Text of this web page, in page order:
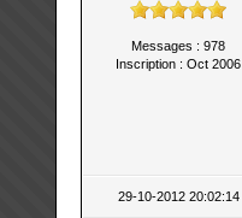
Messages : 978
Inscription : Oct 2006
29-10-2012 20:02:14